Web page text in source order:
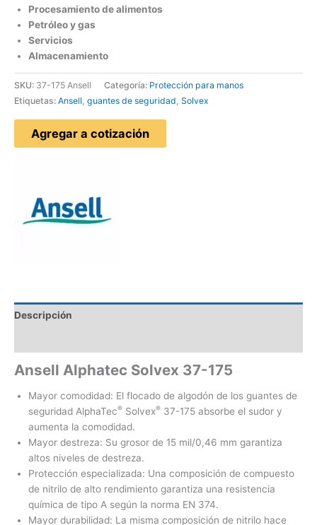
Procesamiento de alimentos
Petróleo y gas
Servicios
Almacenamiento
SKU: 37-175 Ansell Categoría: Protección para manos
Etiquetas: Ansell, guantes de seguridad, Solvex
Agregar a cotización
Descripción
Ansell Alphatec Solvex 37-175
Mayor comodidad: El flocado de algodón de los guantes de
seguridad AlphaTec® Solvex® 37-175 absorbe el sudor y
aumenta la comodidad.
Mayor destreza: Su grosor de 15 mil/0,46 mm garantiza
altos niveles de destreza.
Protección especializada: Una composición de compuesto
de nitrilo de alto rendimiento garantiza una resistencia
química de tipo A según la norma EN 374.
Mayor durabilidad: La misma composición de nitrilo hace